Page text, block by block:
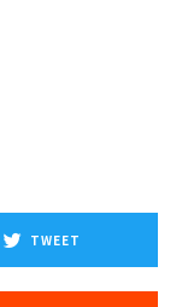
TWEET